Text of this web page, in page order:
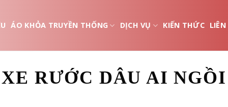
ÁO KHỎA TRUYỀN THỐNG DỊCH VỤ KIẾN THỨC LIÊN
XE RƯỚC DÂU AI NGỒI